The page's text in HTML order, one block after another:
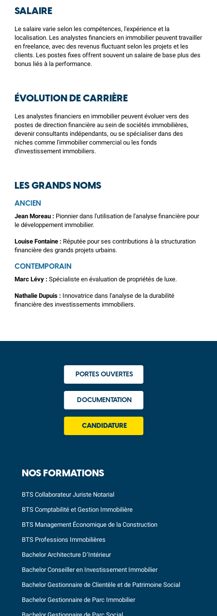
SALAIRE
Le salaire varie selon les compétences, l'expérience et la
localisation. Les analystes financiers en immobilier peuvent travailler
en freelance, avec des revenus fluctuant selon les projets et les
clients. Les postes fixes offrent souvent un salaire de base plus des
bonus liés à la performance.
ÉVOLUTION DE CARRIÈRE
Les analystes financiers en immobilier peuvent évoluer vers des
postes de direction financière au sein de sociétés immobilières,
devenir consultants indépendants, ou se spécialiser dans des
niches comme l'immobilier commercial ou les fonds
d'investissement immobiliers.
LES GRANDS NOMS
ANCIEN
Jean Moreau : Pionnier dans l'utilisation de l'analyse financière pour
le développement immobilier.
Louise Fontaine : Réputée pour ses contributions à la structuration
financière des grands projets urbains.
CONTEMPORAIN
Marc Lévy : Spécialiste en évaluation de propriétés de luxe.
Nathalie Dupuis : Innovatrice dans l'analyse de la durabilité
financière des investissements immobiliers.
PORTES OUVERTES
DOCUMENTATION
CANDIDATURE
NOS FORMATIONS
BTS Collaborateur Juriste Notarial
BTS Comptabilité et Gestion Immobilière
BTS Management Économique de la Construction
BTS Professions Immobilières
Bachelor Architecture D’Intérieur
Bachelor Conseiller en Investissement Immobilier
Bachelor Gestionnaire de Clientèle et de Patrimoine Social
Bachelor Gestionnaire de Parc Immobilier